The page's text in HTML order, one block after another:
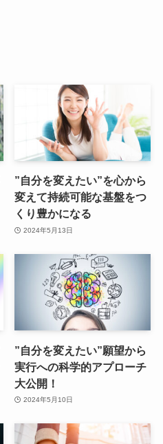
”自分を変えたい”を心から
変えて持続可能な基盤をつ
くり豊かになる
2024年5月13日
”自分を変えたい”願望から
実行への科学的アプローチ
大公開！
2024年5月10日